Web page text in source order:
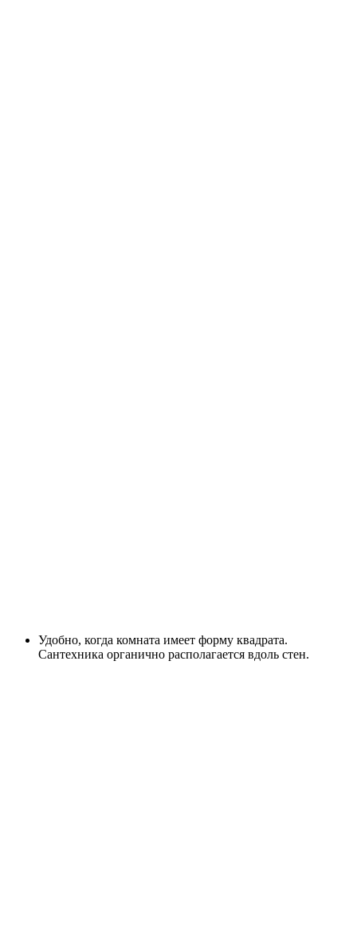
Удобно, когда комната имеет форму квадрата.
Сантехника органично располагается вдоль стен.